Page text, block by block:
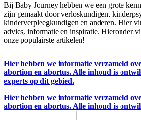
Bij Baby Journey hebben we een grote
zijn gemaakt door verloskundigen,
kinderverpleegkundigen en anderen. Hier
advies, informatie en inspiratie. Hieronder
onze populairste artikelen!
Hier hebben we informatie verzameld
abortion en abortus. Alle inhoud is
experts op dit gebied.
Hier hebben we informatie verzameld
abortion en abortus. Alle inhoud is